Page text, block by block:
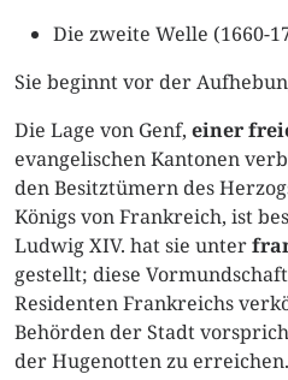
Die zweite Welle (1660-
Sie beginnt vor der
Die Lage von Genf, einer
evangelischen Kantonen
den Besitztümern des
Königs von Frankreich, ist
Ludwig XIV. hat sie unter
gestellt; diese
Residenten Frankreichs
Behörden der Stadt
der Hugenotten zu erreichen.